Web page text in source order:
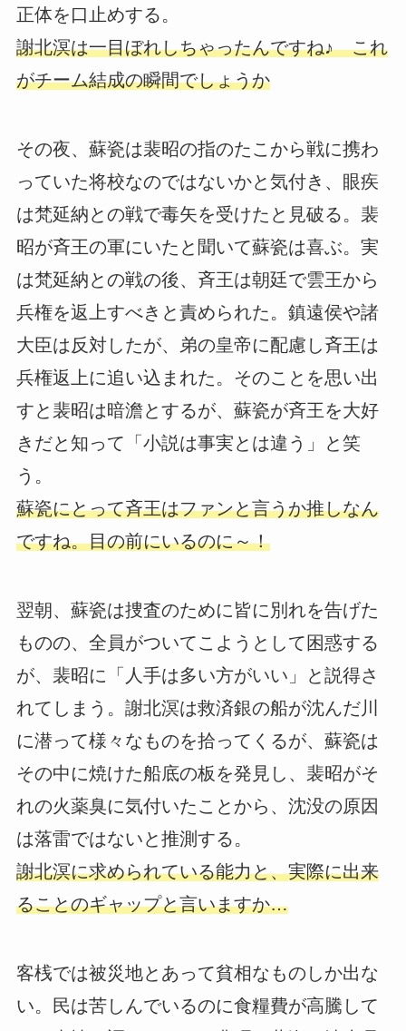
正体を口止めする。
謝北溟は一目ぼれしちゃったんですね♪ これ
がチーム結成の瞬間でしょうか
その夜、蘇瓷は裴昭の指のたこから戦に携わ
っていた将校なのではないかと気付き、眼疾
は梵延納との戦で毒矢を受けたと見破る。裴
昭が斉王の軍にいたと聞いて蘇瓷は喜ぶ。実
は梵延納との戦の後、斉王は朝廷で雲王から
兵権を返上すべきと責められた。鎮遠侯や諸
大臣は反対したが、弟の皇帝に配慮し斉王は
兵権返上に追い込まれた。そのことを思い出
すと裴昭は暗澹とするが、蘇瓷が斉王を大好
きだと知って「小説は事実とは違う」と笑
う。
蘇瓷にとって斉王はファンと言うか推しなん
ですね。目の前にいるのに～！
翌朝、蘇瓷は捜査のために皆に別れを告げた
ものの、全員がついてこようとして困惑する
が、裴昭に「人手は多い方がいい」と説得さ
れてしまう。謝北溟は救済銀の船が沈んだ川
に潜って様々なものを拾ってくるが、蘇瓷は
その中に焼けた船底の板を発見し、裴昭がそ
れの火薬臭に気付いたことから、沈没の原因
は落雷ではないと推測する。
謝北溟に求められている能力と、実際に出来
ることのギャップと言いますか…
客桟では被災地とあって貧相なものしか出な
い。民は苦しんでいるのに食糧費が高騰して